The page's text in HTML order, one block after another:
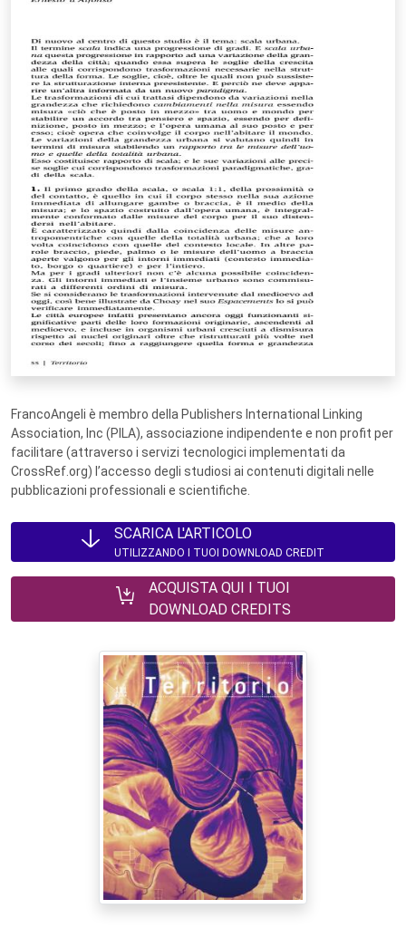
FrancoAngeli è membro della Publishers International Linking
Association, Inc (PILA), associazione indipendente e non profit per
facilitare (attraverso i servizi tecnologici implementati da
CrossRef.org) l’accesso degli studiosi ai contenuti digitali nelle
pubblicazioni professionali e scientifiche.
SCARICA L'ARTICOLO
UTILIZZANDO I TUOI DOWNLOAD CREDIT
ACQUISTA QUI I TUOI
DOWNLOAD CREDITS